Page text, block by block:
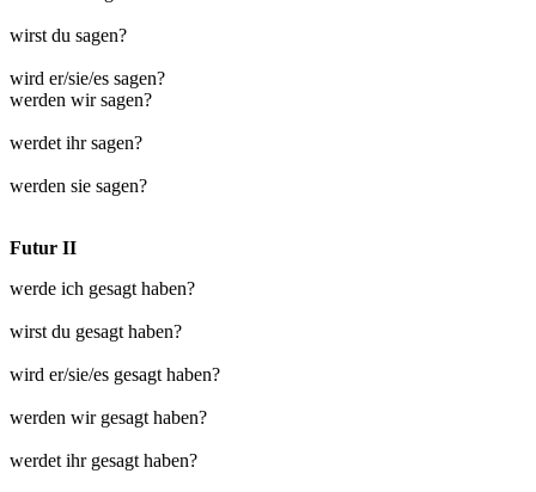
wirst du sagen?
wird er/sie/es sagen?
werden wir sagen?
werdet ihr sagen?
werden sie sagen?
Futur II
werde ich gesagt haben?
wirst du gesagt haben?
wird er/sie/es gesagt haben?
werden wir gesagt haben?
werdet ihr gesagt haben?